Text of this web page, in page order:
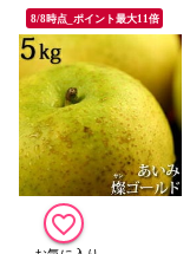
8/8時点_ポイント最大11倍